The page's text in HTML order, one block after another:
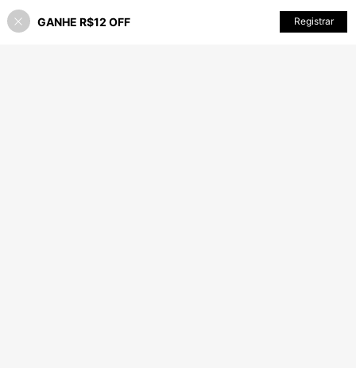
81% OFF! ADICIONAR AO CARRINHO
GANHE R$12 OFF Registrar